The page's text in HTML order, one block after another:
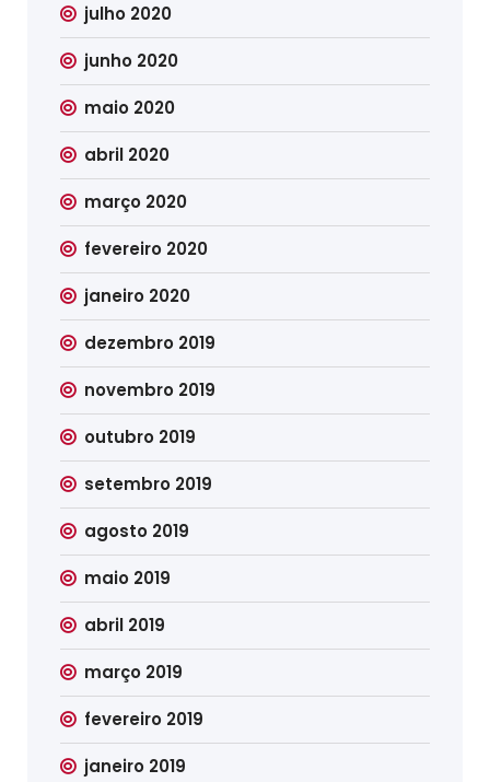
julho 2020
junho 2020
maio 2020
abril 2020
março 2020
fevereiro 2020
janeiro 2020
dezembro 2019
novembro 2019
outubro 2019
setembro 2019
agosto 2019
maio 2019
abril 2019
março 2019
fevereiro 2019
janeiro 2019